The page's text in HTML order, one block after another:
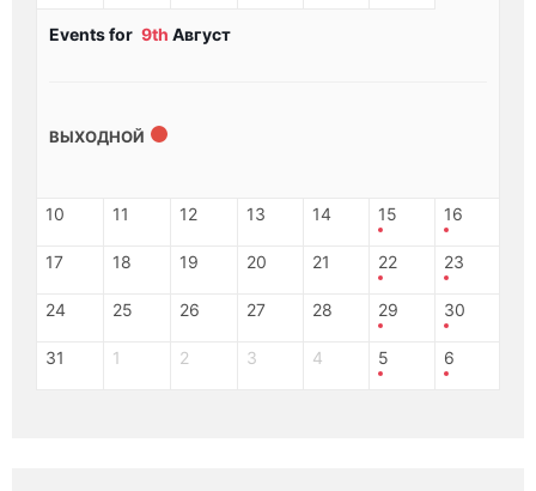
Events for 9th Август
ВЫХОДНОЙ
10 11 12 13 14 15 16
17 18 19 20 21 22 23
24 25 26 27 28 29 30
31 1 2 3 4 5 6